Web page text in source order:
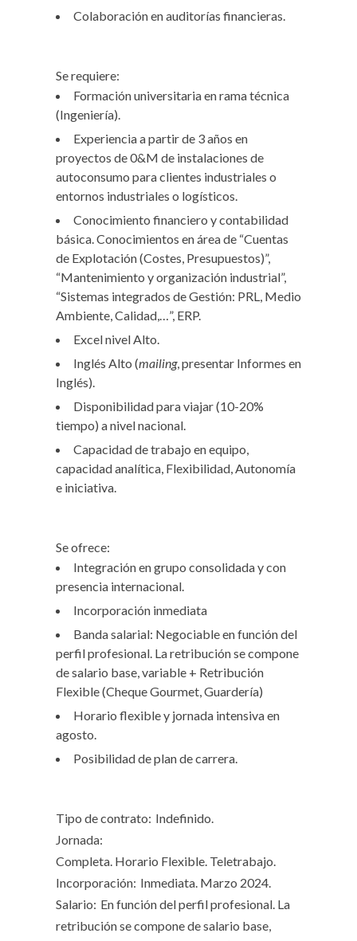
Colaboración en auditorías financieras.
Se requiere:
Formación universitaria en rama técnica
(Ingeniería).
Experiencia a partir de 3 años en
proyectos de 0&M de instalaciones de
autoconsumo para clientes industriales o
entornos industriales o logísticos.
Conocimiento financiero y contabilidad
básica. Conocimientos en área de “Cuentas
de Explotación (Costes, Presupuestos)”,
“Mantenimiento y organización industrial”,
“Sistemas integrados de Gestión: PRL, Medio
Ambiente, Calidad,…”, ERP.
Excel nivel Alto.
Inglés Alto (mailing, presentar Informes en
Inglés).
Disponibilidad para viajar (10-20%
tiempo) a nivel nacional.
Capacidad de trabajo en equipo,
capacidad analítica, Flexibilidad, Autonomía
e iniciativa.
Se ofrece:
Integración en grupo consolidada y con
presencia internacional.
Incorporación inmediata
Banda salarial: Negociable en función del
perfil profesional. La retribución se compone
de salario base, variable + Retribución
Flexible (Cheque Gourmet, Guardería)
Horario flexible y jornada intensiva en
agosto.
Posibilidad de plan de carrera.
Tipo de contrato: Indefinido.
Jornada:
Completa. Horario Flexible. Teletrabajo.
Incorporación: Inmediata. Marzo 2024.
Salario: En función del perfil profesional. La
retribución se compone de salario base,